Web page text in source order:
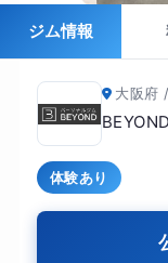
ジム情報
大阪府
体験あり